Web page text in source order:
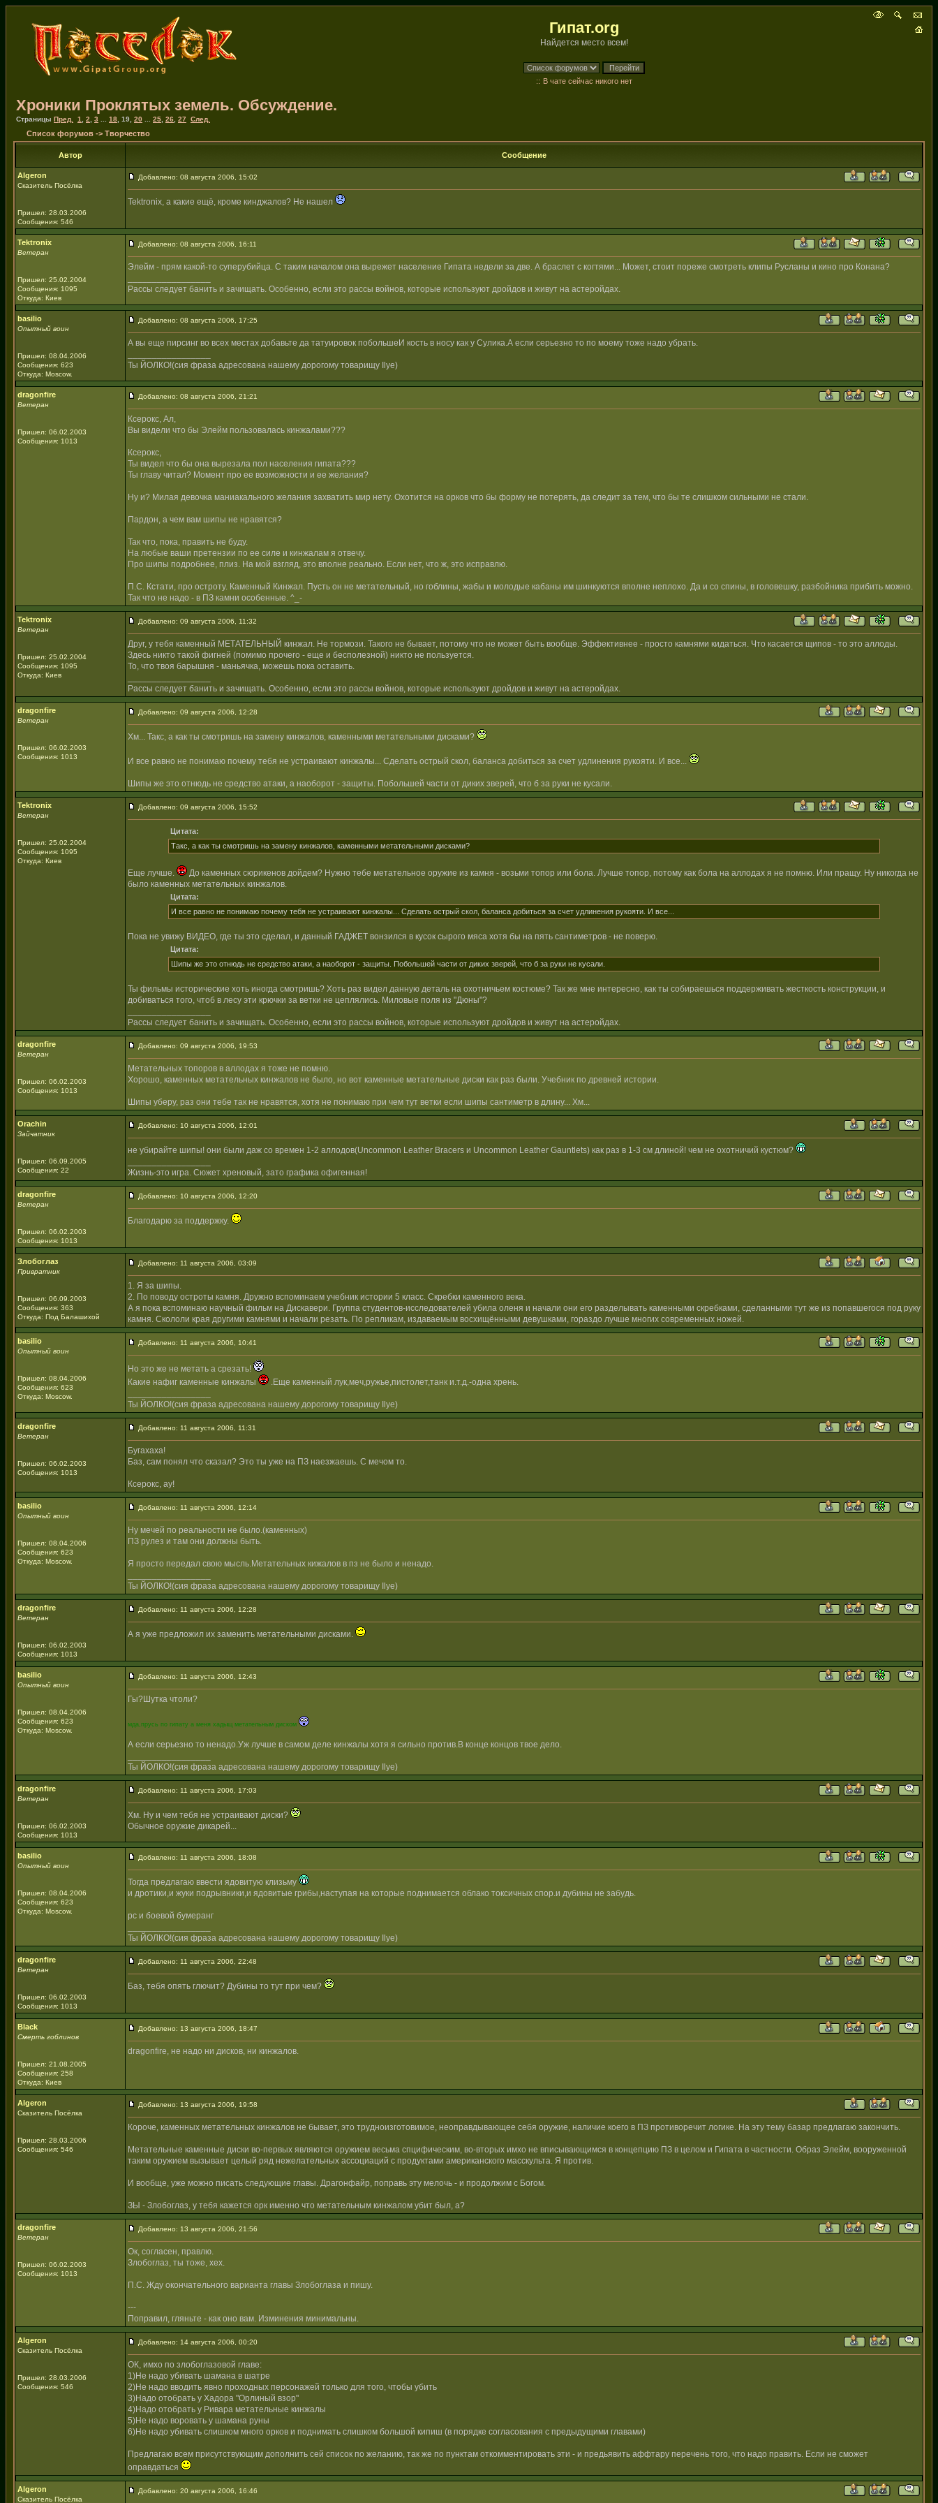
Гипат.org
Найдется место всем!
:: В чате сейчас никого нет
Хроники Проклятых земель. Обсуждение.
Страницы Пред. 1 2 3 18 19 20 25 26 27 След.
Список форумов -> Творчество
Автор Сообщение
Algeron
Сказитель Посёлка
Пришел: 28.03.2006
Сообщения: 546
Добавлено: 08 августа 2006, 15:02
Tektronix, а какие ещё, кроме кинджалов? Не нашел
Tektronix
Ветеран
Пришел: 25.02.2004
Сообщения: 1095
Откуда: Киев
Добавлено: 08 августа 2006, 16:11
Элейм - прям какой-то суперубийца. С таким началом она вырежет население Гипата недели за две. А браслет с когтями... Может, стоит пореже смотреть клипы Русланы и кино про Конана?
Рассы следует банить и зачищать. Особенно, если это рассы войнов, которые используют дройдов и живут на астеройдах.
basilio
Опытный воин
Пришел: 08.04.2006
Сообщения: 623
Откуда: Moscow.
Добавлено: 08 августа 2006, 17:25
А вы еще пирсинг во всех местах добавьте да татуировок побольшеИ кость в носу как у Сулика.А если серьезно то по моему тоже надо убрать.
Ты ЙОЛКО!(сия фраза адресована нашему дорогому товарищу Ilye)
dragonfire
Ветеран
Пришел: 06.02.2003
Сообщения: 1013
Добавлено: 08 августа 2006, 21:21
Ксерокс, Ал,
Вы видели что бы Элейм пользовалась кинжалами???
Ксерокс,
Ты видел что бы она вырезала пол населения гипата???
Ты главу читал? Момент про ее возможности и ее желания?
Ну и? Милая девочка маниакального желания захватить мир нету. Охотится на орков что бы форму не потерять, да следит за тем, что бы те слишком сильными не стали.
Пардон, а чем вам шипы не нравятся?
Так что, пока, править не буду.
На любые ваши претензии по ее силе и кинжалам я отвечу.
Про шипы подробнее, плиз. На мой взгляд, это вполне реально. Если нет, что ж, это исправлю.
П.С. Кстати, про остроту. Каменный Кинжал. Пусть он не метательный, но гоблины, жабы и молодые кабаны им шинкуются вполне неплохо. Да и со спины, в головешку, разбойника прибить можно.
Так что не надо - в ПЗ камни особенные. ^_-
Tektronix
Ветеран
Пришел: 25.02.2004
Сообщения: 1095
Откуда: Киев
Добавлено: 09 августа 2006, 11:32
Друг, у тебя каменный МЕТАТЕЛЬНЫЙ кинжал. Не тормози. Такого не бывает, потому что не может быть вообще. Эффективнее - просто камнями кидаться. Что касается щипов - то это аллоды.
Здесь никто такой фигней (помимо прочего - еще и бесполезной) никто не пользуется.
То, что твоя барышня - маньячка, можешь пока оставить.
Рассы следует банить и зачищать. Особенно, если это рассы войнов, которые используют дройдов и живут на астеройдах.
dragonfire
Ветеран
Пришел: 06.02.2003
Сообщения: 1013
Добавлено: 09 августа 2006, 12:28
Хм... Такс, а как ты смотришь на замену кинжалов, каменными метательными дисками?
И все равно не понимаю почему тебя не устраивают кинжалы... Сделать острый скол, баланса добиться за счет удлинения рукояти. И все...
Шипы же это отнюдь не средство атаки, а наоборот - защиты. Побольшей части от диких зверей, что б за руки не кусали.
Tektronix
Ветеран
Пришел: 25.02.2004
Сообщения: 1095
Откуда: Киев
Добавлено: 09 августа 2006, 15:52
Цитата:
Такс, а как ты смотришь на замену кинжалов, каменными метательными дисками?
Еще лучше.
До каменных сюрикенов дойдем? Нужно тебе метательное оружие из камня - возьми топор или бола. Лучше топор, потому как бола на аллодах я не помню. Или пращу. Ну никогда не
было каменных метательных кинжалов.
Цитата:
И все равно не понимаю почему тебя не устраивают кинжалы... Сделать острый скол, баланса добиться за счет удлинения рукояти. И все...
Пока не увижу ВИДЕО, где ты это сделал, и данный ГАДЖЕТ вонзился в кусок сырого мяса хотя бы на пять сантиметров - не поверю.
Цитата:
Шипы же это отнюдь не средство атаки, а наоборот - защиты. Побольшей части от диких зверей, что б за руки не кусали.
Ты фильмы исторические хоть иногда смотришь? Хоть раз видел данную деталь на охотничьем костюме? Так же мне интересно, как ты собираешься поддерживать жесткость конструкции, и
добиваться того, чтоб в лесу эти крючки за ветки не цеплялись. Миловые поля из "Дюны"?
Рассы следует банить и зачищать. Особенно, если это рассы войнов, которые используют дройдов и живут на астеройдах.
dragonfire
Ветеран
Пришел: 06.02.2003
Сообщения: 1013
Добавлено: 09 августа 2006, 19:53
Метательных топоров в аллодах я тоже не помню.
Хорошо, каменных метательных кинжалов не было, но вот каменные метательные диски как раз были. Учебник по древней истории.
Шипы уберу, раз они тебе так не нравятся, хотя не понимаю при чем тут ветки если шипы сантиметр в длину... Хм...
Orachin
Зайчатник
Пришел: 06.09.2005
Сообщения: 22
Добавлено: 10 августа 2006, 12:01
не убирайте шипы! они были даж со времен 1-2 аллодов(Uncommon Leather Bracers и Uncommon Leather Gauntlets) как раз в 1-3 см длиной! чем не охотничий кустюм?
Жизнь-это игра. Сюжет хреновый, зато графика офигенная!
dragonfire
Ветеран
Пришел: 06.02.2003
Сообщения: 1013
Добавлено: 10 августа 2006, 12:20
Благодарю за поддержку.
Злобоглаз
Привратник
Пришел: 06.09.2003
Сообщения: 363
Откуда: Под Балашихой
Добавлено: 11 августа 2006, 03:09
1. Я за шипы.
2. По поводу остроты камня. Дружно вспоминаем учебник истории 5 класс. Скребки каменного века.
А я пока вспоминаю научный фильм на Дискавери. Группа студентов-исследователей убила оленя и начали они его разделывать каменными скребками, сделанными тут же из попавшегося под руку
камня. Скололи края другими камнями и начали резать. По репликам, издаваемым восхищёнными девушками, гораздо лучше многих современных ножей.
basilio
Опытный воин
Пришел: 08.04.2006
Сообщения: 623
Откуда: Moscow.
Добавлено: 11 августа 2006, 10:41
Но это же не метать а срезать!
Какие нафиг каменные кинжалы
.Еще каменный лук,меч,ружье,пистолет,танк и.т.д.-одна хрень.
Ты ЙОЛКО!(сия фраза адресована нашему дорогому товарищу Ilye)
dragonfire
Ветеран
Пришел: 06.02.2003
Сообщения: 1013
Добавлено: 11 августа 2006, 11:31
Бугахаха!
Баз, сам понял что сказал? Это ты уже на ПЗ наезжаешь. С мечом то.
Ксерокс, ау!
basilio
Опытный воин
Пришел: 08.04.2006
Сообщения: 623
Откуда: Moscow.
Добавлено: 11 августа 2006, 12:14
Ну мечей по реальности не было.(каменных)
ПЗ рулез и там они должны быть.
Я просто передал свою мысль.Метательных кижалов в пз не было и ненадо.
Ты ЙОЛКО!(сия фраза адресована нашему дорогому товарищу Ilye)
dragonfire
Ветеран
Пришел: 06.02.2003
Сообщения: 1013
Добавлено: 11 августа 2006, 12:28
А я уже предложил их заменить метательными дисками.
basilio
Опытный воин
Пришел: 08.04.2006
Сообщения: 623
Откуда: Moscow.
Добавлено: 11 августа 2006, 12:43
Гы?Шутка чтоли?
мда,прусь по гипату а меня хадыщ метательным диском
А если серьезно то ненадо.Уж лучше в самом деле кинжалы хотя я сильно против.В конце концов твое дело.
Ты ЙОЛКО!(сия фраза адресована нашему дорогому товарищу Ilye)
dragonfire
Ветеран
Пришел: 06.02.2003
Сообщения: 1013
Добавлено: 11 августа 2006, 17:03
Хм. Ну и чем тебя не устраивают диски?
Обычное оружие дикарей...
basilio
Опытный воин
Пришел: 08.04.2006
Сообщения: 623
Откуда: Moscow.
Добавлено: 11 августа 2006, 18:08
Тогда предлагаю ввести ядовитую клизьму
и дротики,и жуки подрывники,и ядовитые грибы,наступая на которые поднимается облако токсичных спор.и дубины не забудь.
pc и боевой бумеранг
Ты ЙОЛКО!(сия фраза адресована нашему дорогому товарищу Ilye)
dragonfire
Ветеран
Пришел: 06.02.2003
Сообщения: 1013
Добавлено: 11 августа 2006, 22:48
Баз, тебя опять глючит? Дубины то тут при чем?
Black
Смерть гоблинов
Пришел: 21.08.2005
Сообщения: 258
Откуда: Киев
Добавлено: 13 августа 2006, 18:47
dragonfire, не надо ни дисков, ни кинжалов.
Algeron
Сказитель Посёлка
Пришел: 28.03.2006
Сообщения: 546
Добавлено: 13 августа 2006, 19:58
Короче, каменных метательных кинжалов не бывает, это трудноизготовимое, неоправдывающее себя оружие, наличие коего в ПЗ противоречит логике. На эту тему базар предлагаю закончить.
Метательные каменные диски во-первых являются оружием весьма спцифическим, во-вторых имхо не вписывающимся в концепцию ПЗ в целом и Гипата в частности. Образ Элейм, вооруженной
таким оружием вызывает целый ряд нежелательных ассоциаций с продуктами американского масскульта. Я против.
И вообще, уже можно писать следующие главы. Драгонфайр, поправь эту мелочь - и продолжим с Богом.
ЗЫ - Злобоглаз, у тебя кажется орк именно что метательным кинжалом убит был, а?
dragonfire
Ветеран
Пришел: 06.02.2003
Сообщения: 1013
Добавлено: 13 августа 2006, 21:56
Ок, согласен, правлю.
Злобоглаз, ты тоже, хех.
П.С. Жду окончательного варианта главы Злобоглаза и пишу.
---
Поправил, гляньте - как оно вам. Изминения минимальны.
Algeron
Сказитель Посёлка
Пришел: 28.03.2006
Сообщения: 546
Добавлено: 14 августа 2006, 00:20
ОК, имхо по злобоглазовой главе:
1)Не надо убивать шамана в шатре
2)Не надо вводить явно проходных персонажей только для того, чтобы убить
3)Надо отобрать у Хадора "Орлиный взор"
4)Надо отобрать у Ривара метательные кинжалы
5)Не надо воровать у шамана руны
6)Не надо убивать слишком много орков и поднимать слишком большой кипиш (в порядке согласования с предыдущими главами)
Предлагаю всем присутствующим дополнить сей список по желанию, так же по пунктам откомментировать эти - и предьявить аффтару перечень того, что надо править. Если не сможет
оправдаться
Algeron
Сказитель Посёлка
Добавлено: 20 августа 2006, 16:46